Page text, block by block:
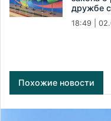
дружбе
18:49 |
Похожие новости